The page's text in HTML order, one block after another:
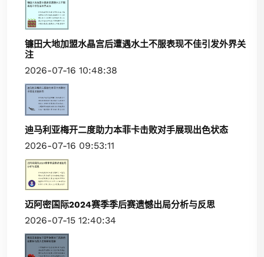
镰田大地加盟水晶宫后遭遇水土不服表现不佳引发外界关
注
2026-07-16 10:48:38
迪马利亚梅开二度助力本菲卡击败对手展现出色状态
2026-07-16 09:53:11
迈阿密国际2024赛季季后赛遗憾出局分析与反思
2026-07-15 12:40:34